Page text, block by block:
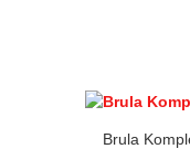
Brula